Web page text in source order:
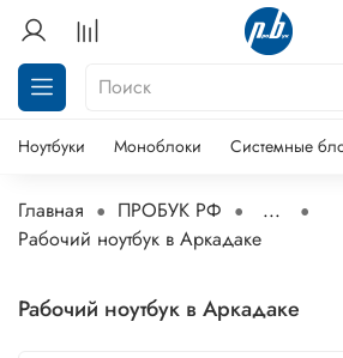
Ноутбуки Моноблоки Системные
Главная ПРОБУК РФ
...
Рабочий ноутбук в Аркадаке
Рабочий ноутбук в Аркадаке